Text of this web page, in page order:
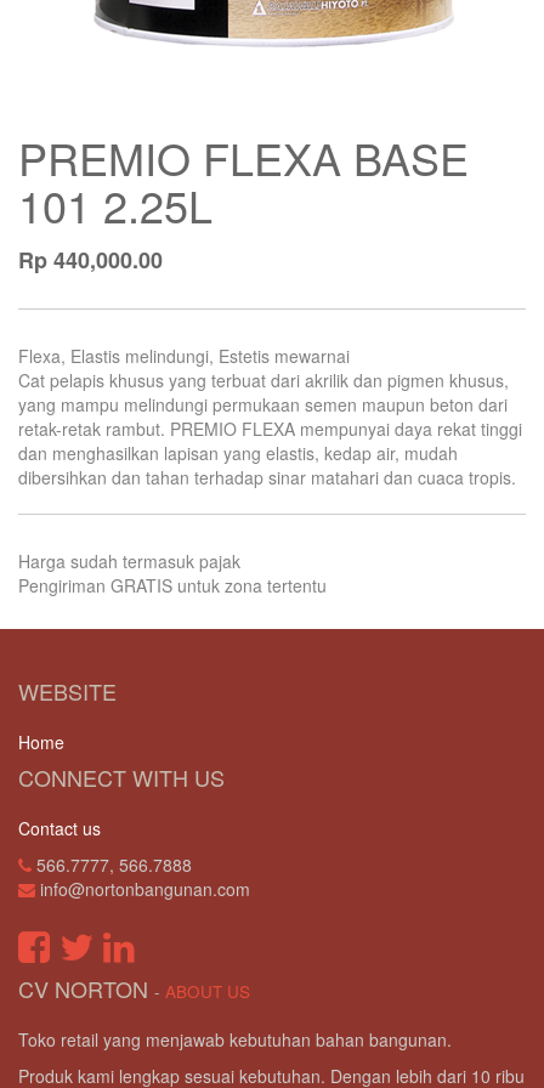
PREMIO FLEXA BASE
101 2.25L
Rp440,000.00
Flexa, Elastis melindungi, Estetis mewarnai
Cat pelapis khusus yang terbuat dari akrilik dan pigmen khusus,
yang mampu melindungi permukaan semen maupun beton dari
retak-retak rambut. PREMIO FLEXA mempunyai daya rekat tinggi
dan menghasilkan lapisan yang elastis, kedap air, mudah
dibersihkan dan tahan terhadap sinar matahari dan cuaca tropis.
Harga sudah termasuk pajak
Pengiriman GRATIS untuk zona tertentu
WEBSITE
Home
CONNECT WITH US
Contact us
566.7777, 566.7888
info@nortonbangunan.com
CV NORTON - ABOUT US
Toko retail yang menjawab kebutuhan bahan bangunan.
Produk kami lengkap sesuai kebutuhan. Dengan lebih dari 10 ribu